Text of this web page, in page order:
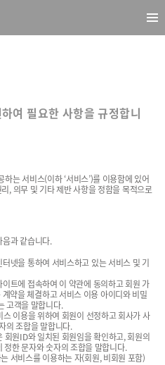
여 필요한 사항을 규정합니
는 서비스(이하 ‘서비스’)를 이용함에 있어
, 의무 및 기타 제반 사항을 정함을 목적으로
과 같습니다.
넷을 통하여 서비스하고 있는 서비스 및 기
트에 접속하여 이 약관에 동의하고 회원 가
약을 체결하고 서비스 이용 아이디와 비밀
고객을 말합니다.
이용을 위하여 회원이 선정하고 회사가 사
의 조합을 말합니다.
원ID와 일치된 회원임을 확인하고, 회원의
한 문자와 숫자의 조합을 말합니다.
서비스를 이용하는 자(회원, 비회원 포함)